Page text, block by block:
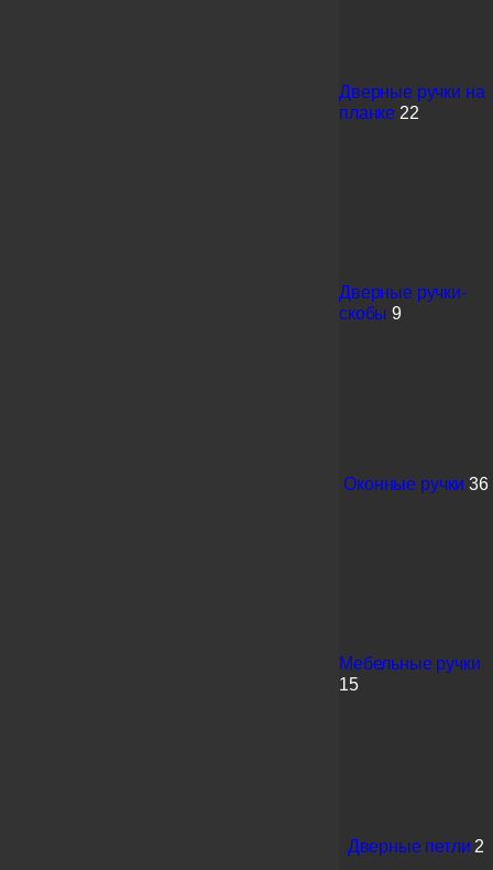
Дверные ручки на
планке 22
Дверные ручки-
скобы 9
Оконные ручки 36
Мебельные ручки
15
Дверные петли 2